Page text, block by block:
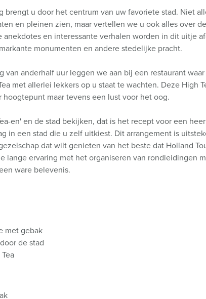
brengt u door het centrum van uw favoriete stad. Niet
en pleinen zien, maar vertellen we u ook alles over
anekdotes en interessante verhalen worden in dit uitje
monumenten en andere stedelijke pracht.
van anderhalf uur leggen we aan bij een restaurant
met allerlei lekkers op u staat te wachten. Deze High
maar tevens een lust voor het oog.
en' en de stad bekijken, dat is het recept voor een
in een stad die u zelf uitkiest. Dit arrangement is
dat wilt genieten van het beste dat Holland
lange ervaring met het organiseren van rondleidingen
ware belevenis.
met gebak
de stad